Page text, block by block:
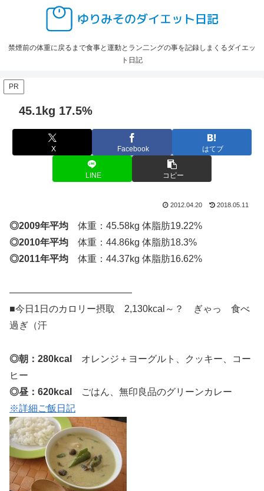
禁煙前の体重に戻るまで食事と運動とラン二ングの事を記録しまくるダイエッ
ト日記
PR
45.1kg 17.5%
X Facebook はてブ
LINE コピー
2012.04.20 2018.05.11
◎2009年平均 体重：45.58kg 体脂肪19.22%
◎2010年平均 体重：44.86kg 体脂肪18.3%
◎2011年平均 体重：44.37kg 体脂肪16.62%
—————————————
■今日1日のカロリー摂取 2,130kcal～？ ぎゃっ 食べ
過ぎ（汗
◎朝：280kcal
オレンジ＋ヨーグルト、クッキー、コー
ヒー
◎昼：620kcal
ごはん、無印良品のグリーンカレー
※詳細ご飯日記